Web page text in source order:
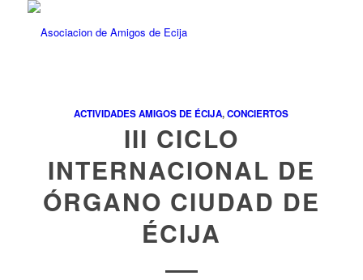
ACTIVIDADES AMIGOS DE ÉCIJA,CONCIERTOS
III CICLO
INTERNACIONAL DE
ÓRGANO CIUDAD DE
ÉCIJA